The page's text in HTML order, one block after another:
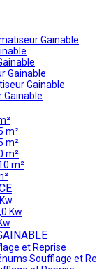
Gainable
Gainable
Gainable
Gainable
m²
m²
m²
m²
Kw
et Reprise
Soufflage et